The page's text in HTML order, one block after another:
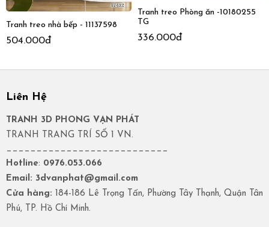
Tranh treo nhà bếp - 11137598
504.000đ
Tranh treo Phòng ăn -10180255
TG
336.000đ
Liên Hệ
TRANH 3D PHONG VẠN PHÁT
TRANH TRANG TRÍ SỐ 1 VN.
___________________________
Hotline: 0976.053.066
Email: 3dvanphat@gmail.com
Cửa hàng: 184-186 Lê Trọng Tấn, Phường Tây Thạnh, Quận Tân
Phú, TP. Hồ Chí Minh.